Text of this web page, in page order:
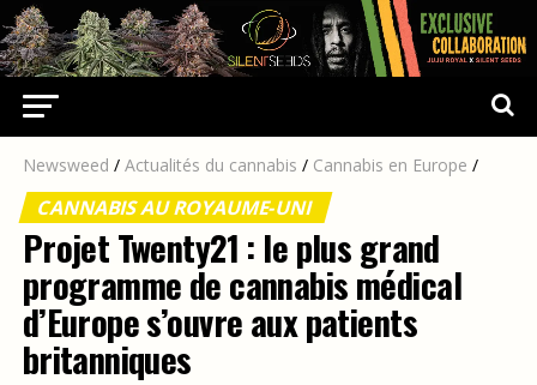
Newsweed / Actualités du cannabis / Cannabis en Europe /
CANNABIS AU ROYAUME-UNI
Projet Twenty21 : le plus grand
programme de cannabis médical
d’Europe s’ouvre aux patients
britanniques